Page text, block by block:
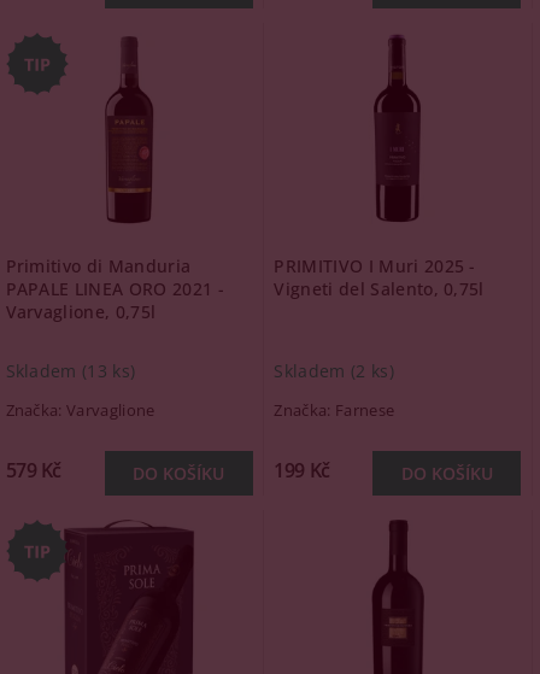
Primitivo di Manduria
PAPALE LINEA ORO 2021 -
Varvaglione, 0,75l
Skladem (13 ks)
Značka:Varvaglione
579 Kč
PRIMITIVO I Muri 2025 -
Vigneti del Salento, 0,75l
Skladem (2 ks)
Značka: Farnese
199 Kč